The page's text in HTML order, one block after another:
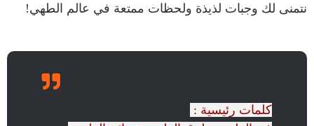
نتمنى لك وجبات لذيذة ولحظات ممتعة في عالم الطهي!
كلمات رئيسية :